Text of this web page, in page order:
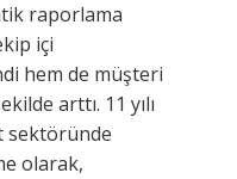
raporlama
içi
hem de müşteri
arttı. 11 yılı
sektöründe
olarak,